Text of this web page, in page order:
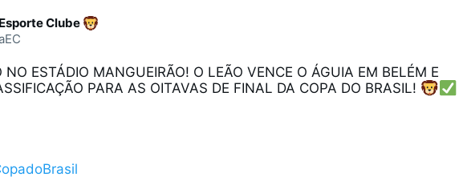
Clube
NO ESTÁDIO MANGUEIRÃO! O LEÃO VENCE O ÁGUIA EM BELÉM E
PARA AS OITAVAS DE FINAL DA COPA DO BRASIL!